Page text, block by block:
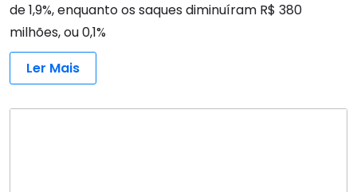
de 1,9%, enquanto os saques diminuíram R$ 380
milhões, ou 0,1%
Ler Mais